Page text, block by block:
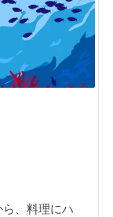
、料理にハ